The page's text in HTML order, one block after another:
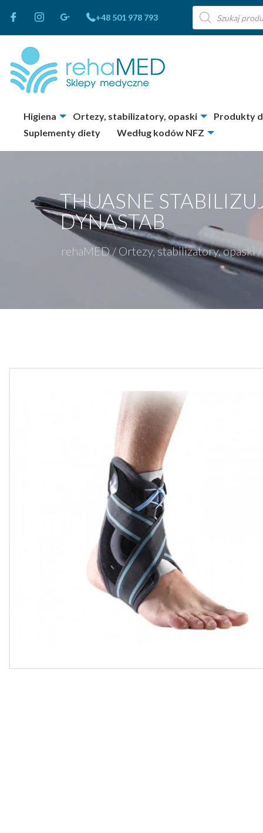
+48 501 978 793
Wyszukiwarka
produktów
Higiena Ortezy, stabilizatory, opaski
Produkty
Suplementy diety
Według kodów NFZ
THUASNE
DYNASTAB
rehaMED/ Ortezy, stabilizatory, opaski/